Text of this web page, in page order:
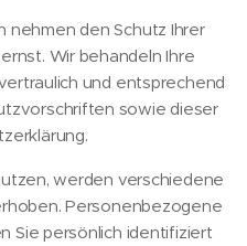
nehmen den Schutz Ihrer
Wir behandeln Ihre
und entsprechend
sowie dieser
werden verschiedene
Personenbezogene
Sie persönlich identifiziert